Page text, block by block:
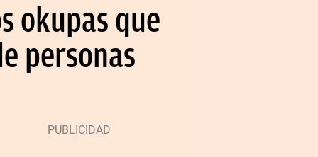
okupas que
personas